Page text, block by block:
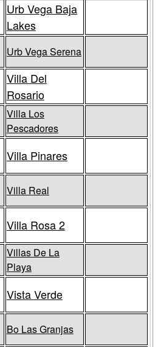
Urb Vega Baja
Lakes
Urb Vega Serena
Villa Del
Rosario
Villa Los
Pescadores
Villa Pinares
Villa Real
Villa Rosa 2
Villas De La
Playa
Vista Verde
Bo Las Granjas